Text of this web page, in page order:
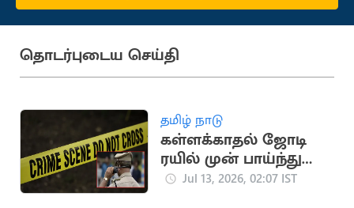
தொடர்புடைய செய்தி
தமிழ் நாடு
கள்ளக்காதல் ஜோடி
ரயில் முன் பாய்ந்து
தற்கொலை: சோகம்
Jul 13, 2026, 02:07 IST